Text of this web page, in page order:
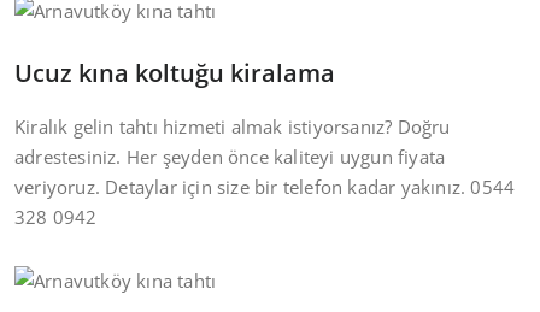
Ucuz kına koltuğu kiralama
Kiralık gelin tahtı hizmeti almak istiyorsanız? Doğru
adrestesiniz. Her şeyden önce kaliteyi uygun fiyata
veriyoruz. Detaylar için size bir telefon kadar yakınız. 0544
328 0942